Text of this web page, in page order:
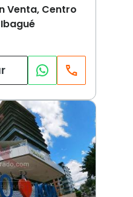
Venta, Centro